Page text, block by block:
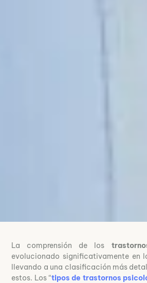
La comprensión de los
evolucionado significativamente en
llevando a una clasificación más
estos. Los “tipos de trastornos